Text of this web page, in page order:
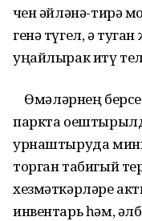
өчен әйләнә-тирә
генә түгел, ә
уңайлырак итү
Өмәләрнең
паркта
урнаштыруда
торган табигый
хезмәткәрләре
инвентарьһәм,